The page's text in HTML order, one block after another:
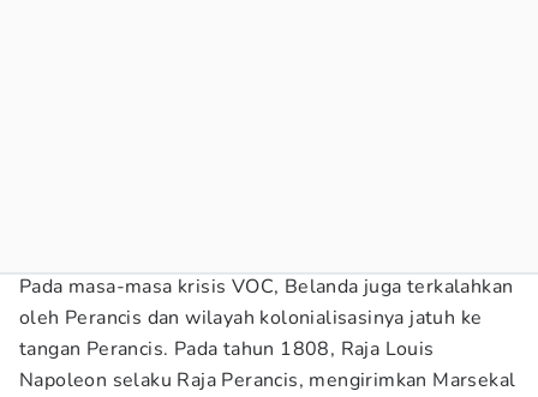
Pada masa-masa krisis VOC, Belanda juga terkalahkan
oleh Perancis dan wilayah kolonialisasinya jatuh ke
tangan Perancis. Pada tahun 1808, Raja Louis
Napoleon selaku Raja Perancis, mengirimkan Marsekal